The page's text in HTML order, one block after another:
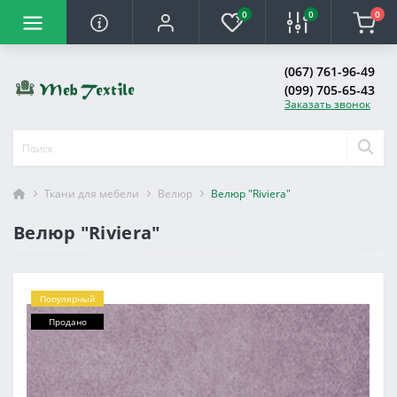
0 0 0
(067) 761-96-49
(099) 705-65-43
Заказать звонок
Ткани для мебели Велюр Велюр "Riviera"
Велюр "Riviera"
Популярный
Продано